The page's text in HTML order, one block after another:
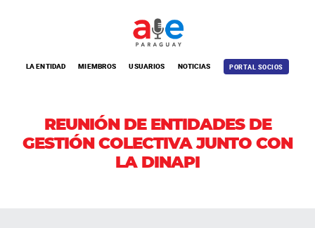
LA ENTIDAD MIEMBROS USUARIOS NOTICIAS PORTAL SOCIOS
REUNIÓN DE ENTIDADES DE
GESTIÓN COLECTIVA JUNTO CON
LA DINAPI